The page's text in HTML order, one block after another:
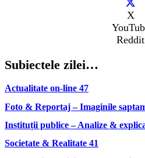
X
Reddit
Subiectele zilei…
Actualitate on-line 47
Foto & Reportaj – Imaginile
Instituții publice – Analize &
Societate & Realitate 41